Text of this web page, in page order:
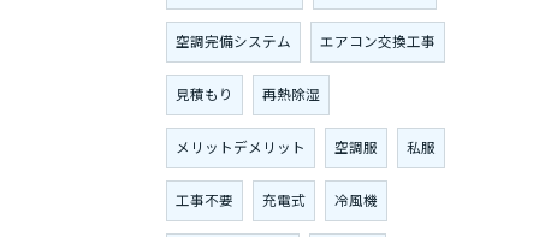
空調完備システム エアコン交換工事
見積もり 再熱除湿
メリットデメリット 空調服 私服
工事不要 充電式 冷風機